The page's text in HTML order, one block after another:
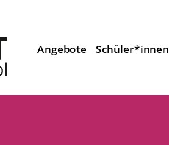
Angebote Schüler*innen